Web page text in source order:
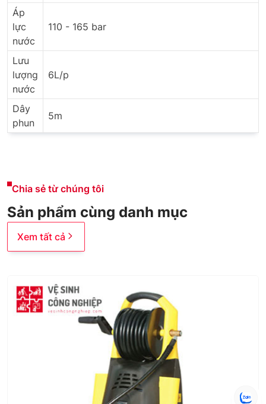
Áp
lực
nước
110 - 165 bar
Lưu
lượng
nước
6L/p
Dây
phun
5m
Chia sẻ từ chúng tôi
Sản phẩm cùng danh mục
Xem tất cả